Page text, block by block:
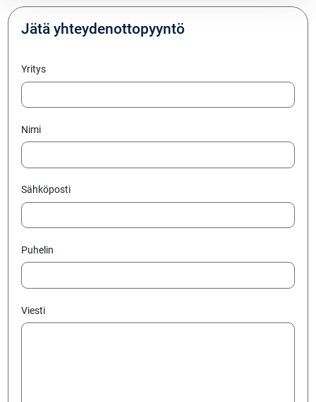
Jätä yhteydenottopyyntö
Yritys
Nimi
Sähköposti
Puhelin
Viesti